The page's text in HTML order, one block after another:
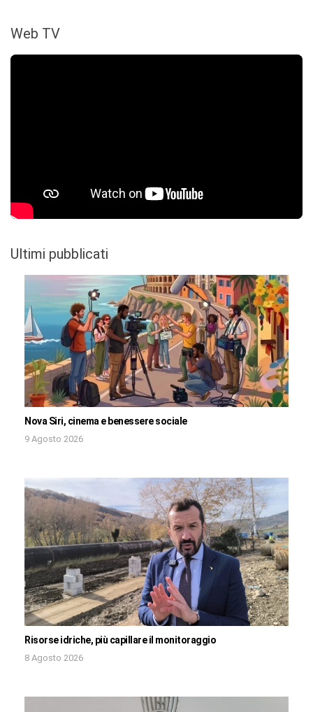
Web TV
Ultimi pubblicati
Nova Siri, cinema e benessere sociale
9 Agosto 2026
Risorse idriche, più capillare il monitoraggio
8 Agosto 2026